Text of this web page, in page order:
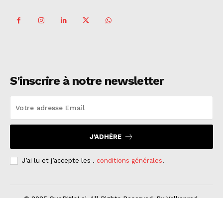
S'inscrire à notre newsletter
J'ADHÈRE
J’ai lu et j’accepte les . conditions générales.